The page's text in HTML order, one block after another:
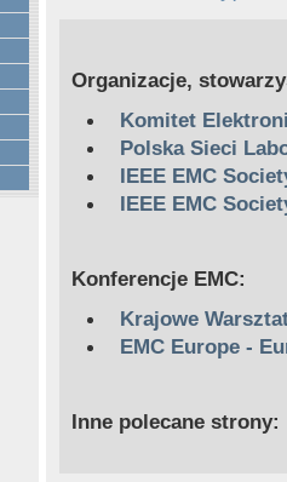
Organizacje,
Komitet
Polska Sieci
IEEE EMC
IEEE EMC
Konferencje EMC:
Krajowe
EMC Europe -
Inne polecane strony: